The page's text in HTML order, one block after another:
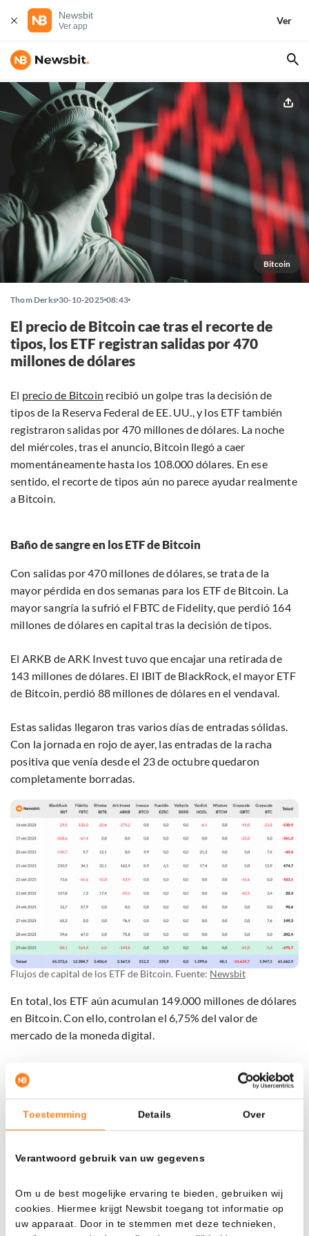
Toestemming Details Over
Verantwoord gebruik van uw gegevens
Om u de best mogelijke ervaring te bieden, gebruiken wij
cookies. Hiermee krijgt Newsbit toegang tot informatie op
uw apparaat. Door in te stemmen met deze technieken,
Newsbit
Ver app
Ver
Bitcoin
Thom Derks 30-10-2025 08:43
El precio de Bitcoin cae tras el recorte de
tipos, los ETF registran salidas por 470
millones de dólares
El precio de Bitcoin recibió un golpe tras la decisión de
tipos de la Reserva Federal de EE. UU., y los ETF también
registraron salidas por 470 millones de dólares. La noche
del miércoles, tras el anuncio, Bitcoin llegó a caer
momentáneamente hasta los 108.000 dólares. En ese
sentido, el recorte de tipos aún no parece ayudar realmente
a Bitcoin.
Baño de sangre en los ETF de Bitcoin
Con salidas por 470 millones de dólares, se trata de la
mayor pérdida en dos semanas para los ETF de Bitcoin. La
mayor sangría la sufrió el FBTC de Fidelity, que perdió 164
millones de dólares en capital tras la decisión de tipos.
El ARKB de ARK Invest tuvo que encajar una retirada de
143 millones de dólares. El IBIT de BlackRock, el mayor ETF
de Bitcoin, perdió 88 millones de dólares en el vendaval.
Estas salidas llegaron tras varios días de entradas sólidas.
Con la jornada en rojo de ayer, las entradas de la racha
positiva que venía desde el 23 de octubre quedaron
completamente borradas.
Flujos de capital de los ETF de Bitcoin. Fuente: Newsbit
En total, los ETF aún acumulan 149.000 millones de dólares
en Bitcoin. Con ello, controlan el 6,75% del valor de
mercado de la moneda digital.
Bitcoin, bajo presión
Bitcoinreaccionó mal a la decisión de tipos de la Reserva
Federal. Aunque el recorte es, en principio, positivo, el
Jerome Powell.
Señaló que crecen las dudas sobre la senda futura de los
tipos y que el mercado quizá deba contar con menos
recortes. Eso no sentó bien a la cotización.